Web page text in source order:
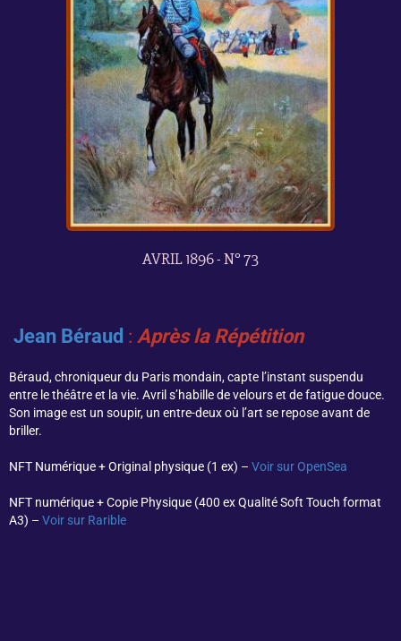
AVRIL 1896 - N° 73
Jean Béraud : Après la Répétition
Béraud, chroniqueur du Paris mondain, capte l’instant suspendu
entre le théâtre et la vie. Avril s’habille de velours et de fatigue douce.
Son image est un soupir, un entre-deux où l’art se repose avant de
briller.
NFT Numérique + Original physique (1 ex) – Voir sur OpenSea
NFT numérique + Copie Physique (400 ex Qualité Soft Touch format
A3) – Voir sur Rarible